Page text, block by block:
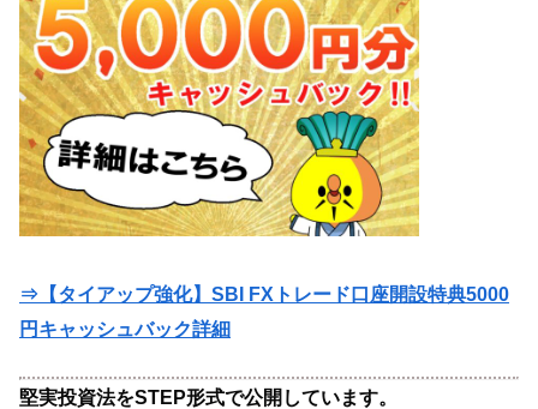
⇒【タイアップ強化】SBI FXトレード口座開設特典5000
円キャッシュバック詳細
堅実投資法をSTEP形式で公開しています。